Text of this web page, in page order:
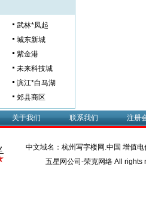
武林*凤起
城东新城
紫金港
未来科技城
滨江*白马湖
郊县商区
关于我们 联系我们 注册
中文域名：杭州写字楼网.中国 增值
五星网公司-荣克网络 All